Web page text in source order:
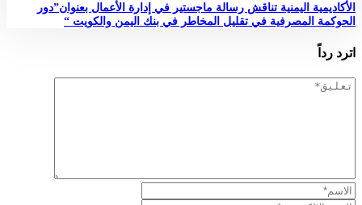
الأكاديمية اليمنية تناقش رسالة ماجستير في إدارة الأعمال بعنوان”دور
الحوكمة المصرفية في تقليل المخاطر في بنك اليمن والكويت “
اترد رداً